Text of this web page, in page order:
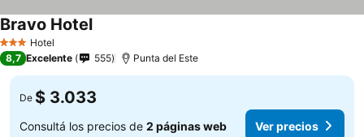
3 Estrellas
Hotel
Bravo Hotel
8,7 Excelente 555 Punta del Este
De $ 3.033
Consultá los precios de 2 páginas web Ver precios